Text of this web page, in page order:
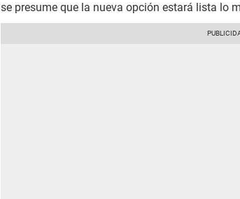
se presume que la nueva opción estará lista lo